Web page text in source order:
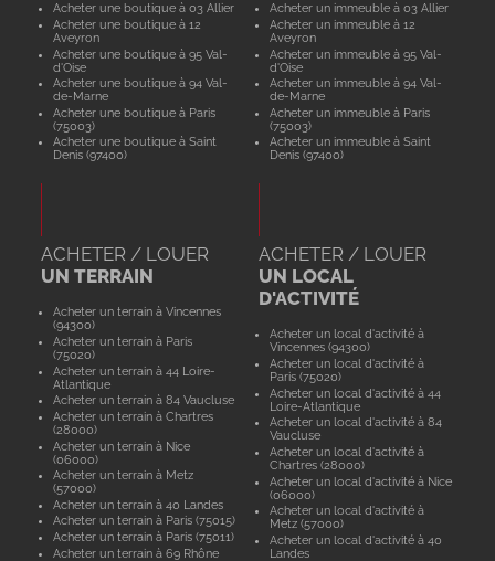
Acheter une boutique à 03 Allier
Acheter une boutique à 12
Aveyron
Acheter une boutique à 95 Val-
d'Oise
Acheter une boutique à 94 Val-
de-Marne
Acheter une boutique à Paris
(75003)
Acheter une boutique à Saint
Denis (97400)
Acheter un immeuble à 03 Allier
Acheter un immeuble à 12
Aveyron
Acheter un immeuble à 95 Val-
d'Oise
Acheter un immeuble à 94 Val-
de-Marne
Acheter un immeuble à Paris
(75003)
Acheter un immeuble à Saint
Denis (97400)
ACHETER / LOUER
UN TERRAIN
Acheter un terrain à Vincennes
(94300)
Acheter un terrain à Paris
(75020)
Acheter un terrain à 44 Loire-
Atlantique
Acheter un terrain à 84 Vaucluse
Acheter un terrain à Chartres
(28000)
Acheter un terrain à Nice
(06000)
Acheter un terrain à Metz
(57000)
Acheter un terrain à 40 Landes
Acheter un terrain à Paris (75015)
Acheter un terrain à Paris (75011)
Acheter un terrain à 69 Rhône
ACHETER / LOUER
UN LOCAL
D'ACTIVITÉ
Acheter un local d'activité à
Vincennes (94300)
Acheter un local d'activité à
Paris (75020)
Acheter un local d'activité à 44
Loire-Atlantique
Acheter un local d'activité à 84
Vaucluse
Acheter un local d'activité à
Chartres (28000)
Acheter un local d'activité à Nice
(06000)
Acheter un local d'activité à
Metz (57000)
Acheter un local d'activité à 40
Landes